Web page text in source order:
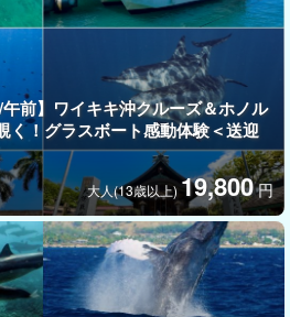
前】ワイキキ沖クルーズ＆ホノル
！グラスボート感動体験＜送迎
大人(13歳以上) 19,800 円